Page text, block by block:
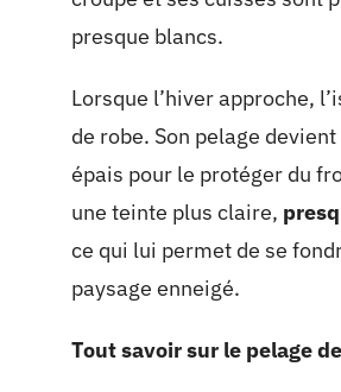
presque blancs.
Lorsque l’hiver approche,
de robe. Son pelage
épais pour le protéger du
une teinte plus claire,
ce qui lui permet de se
paysage enneigé.
Tout savoir sur le pelage